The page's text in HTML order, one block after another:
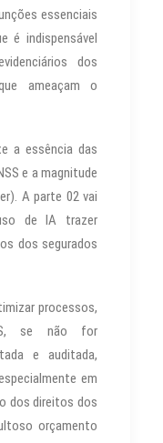
essenciais
é indispensável
dos
ameaçam o
a essência das
e a magnitude
A parte 02 vai
de IA trazer
dos segurados
processos,
se não for
e auditada,
em
dos direitos dos
orçamento